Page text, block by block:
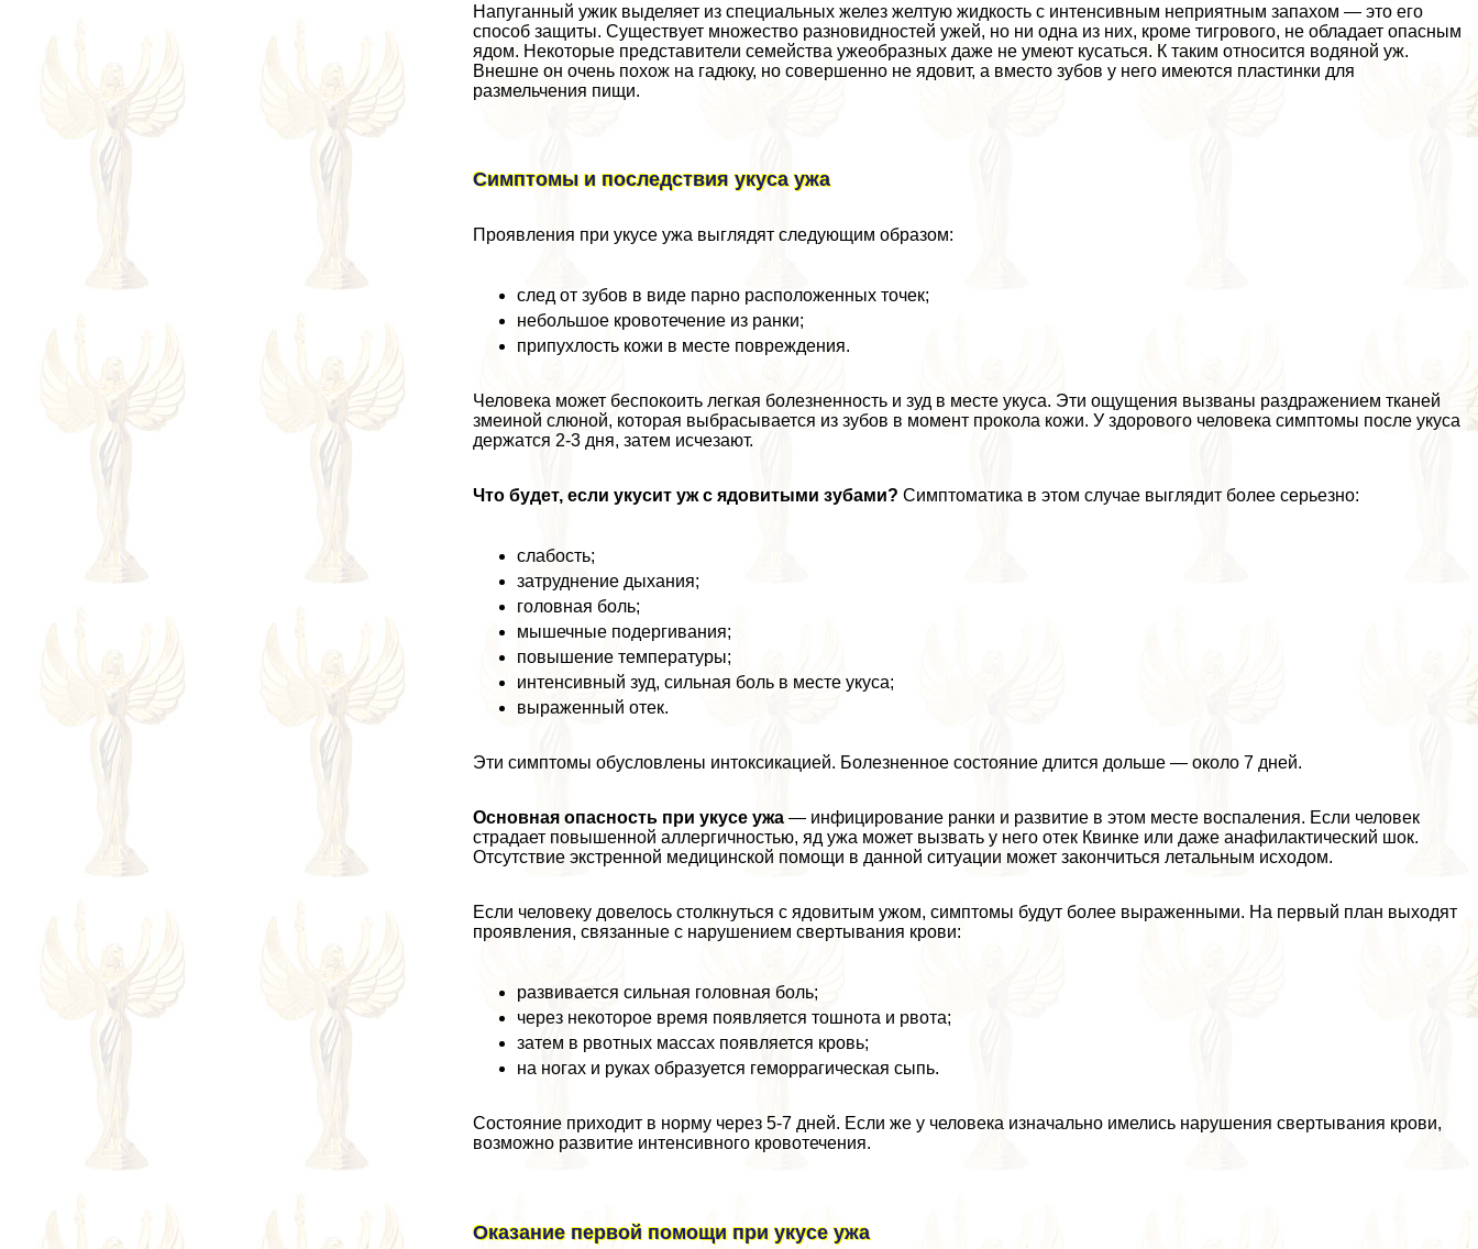
Напуганный ужик выделяет из специальных желез желтую жидкость с интенсивным неприятным запахом — это его
способ защиты. Существует множество разновидностей ужей, но ни одна из них, кроме тигрового, не обладает опасным
ядом. Некоторые представители семейства ужеобразных даже не умеют кусаться. К таким относится водяной уж.
Внешне он очень похож на гадюку, но совершенно не ядовит, а вместо зубов у него имеются пластинки для
размельчения пищи.
Симптомы и последствия укуса ужа
Проявления при укусе ужа выглядят следующим образом:
след от зубов в виде парно расположенных точек;
небольшое кровотечение из ранки;
припухлость кожи в месте повреждения.
Человека может беспокоить легкая болезненность и зуд в месте укуса. Эти ощущения вызваны раздражением тканей
змеиной слюной, которая выбрасывается из зубов в момент прокола кожи. У здорового человека симптомы после укуса
держатся 2-3 дня, затем исчезают.
Что будет, если укусит уж с ядовитыми зубами? Симптоматика в этом случае выглядит более серьезно:
слабость;
затруднение дыхания;
головная боль;
мышечные подергивания;
повышение температуры;
интенсивный зуд, сильная боль в месте укуса;
выраженный отек.
Эти симптомы обусловлены интоксикацией. Болезненное состояние длится дольше — около 7 дней.
Основная опасность при укусе ужа — инфицирование ранки и развитие в этом месте воспаления. Если человек
страдает повышенной аллергичностью, яд ужа может вызвать у него отек Квинке или даже анафилактический шок.
Отсутствие экстренной медицинской помощи в данной ситуации может закончиться летальным исходом.
Если человеку довелось столкнуться с ядовитым ужом, симптомы будут более выраженными. На первый план выходят
проявления, связанные с нарушением свертывания крови:
развивается сильная головная боль;
через некоторое время появляется тошнота и рвота;
затем в рвотных массах появляется кровь;
на ногах и руках образуется геморрагическая сыпь.
Состояние приходит в норму через 5-7 дней. Если же у человека изначально имелись нарушения свертывания крови,
возможно развитие интенсивного кровотечения.
Оказание первой помощи при укусе ужа